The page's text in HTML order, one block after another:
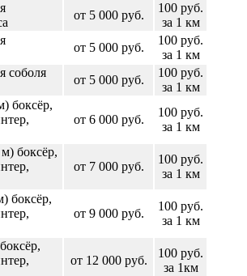
от 5 000 руб.
100 руб.
за 1 км
от 5 000 руб.
100 руб.
за 1 км
соболя
от 5 000 руб.
100 руб.
за 1 км
боксёр,
от 6 000 руб.
100 руб.
за 1 км
боксёр,
от 7 000 руб.
100 руб.
за 1 км
боксёр,
от 9 000 руб.
100 руб.
за 1 км
от 12 000 руб.
100 руб.
за 1км